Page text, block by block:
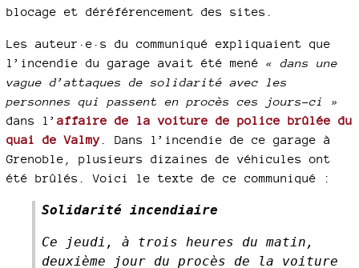
blocage et déréférencement des sites.
Les auteur·e·s du communiqué expliquaient que
l’incendie du garage avait été mené « dans une
vague d’attaques de solidarité avec les
personnes qui passent en procès ces jours-ci »
dans l’ affaire de la voiture de police brûlée du
quai de Valmy . Dans l’incendie de ce garage à
Grenoble, plusieurs dizaines de véhicules ont
été brûlés. Voici le texte de ce communiqué :
Solidarité incendiaire
Ce jeudi, à trois heures du matin,
deuxième jour du procès de la voiture